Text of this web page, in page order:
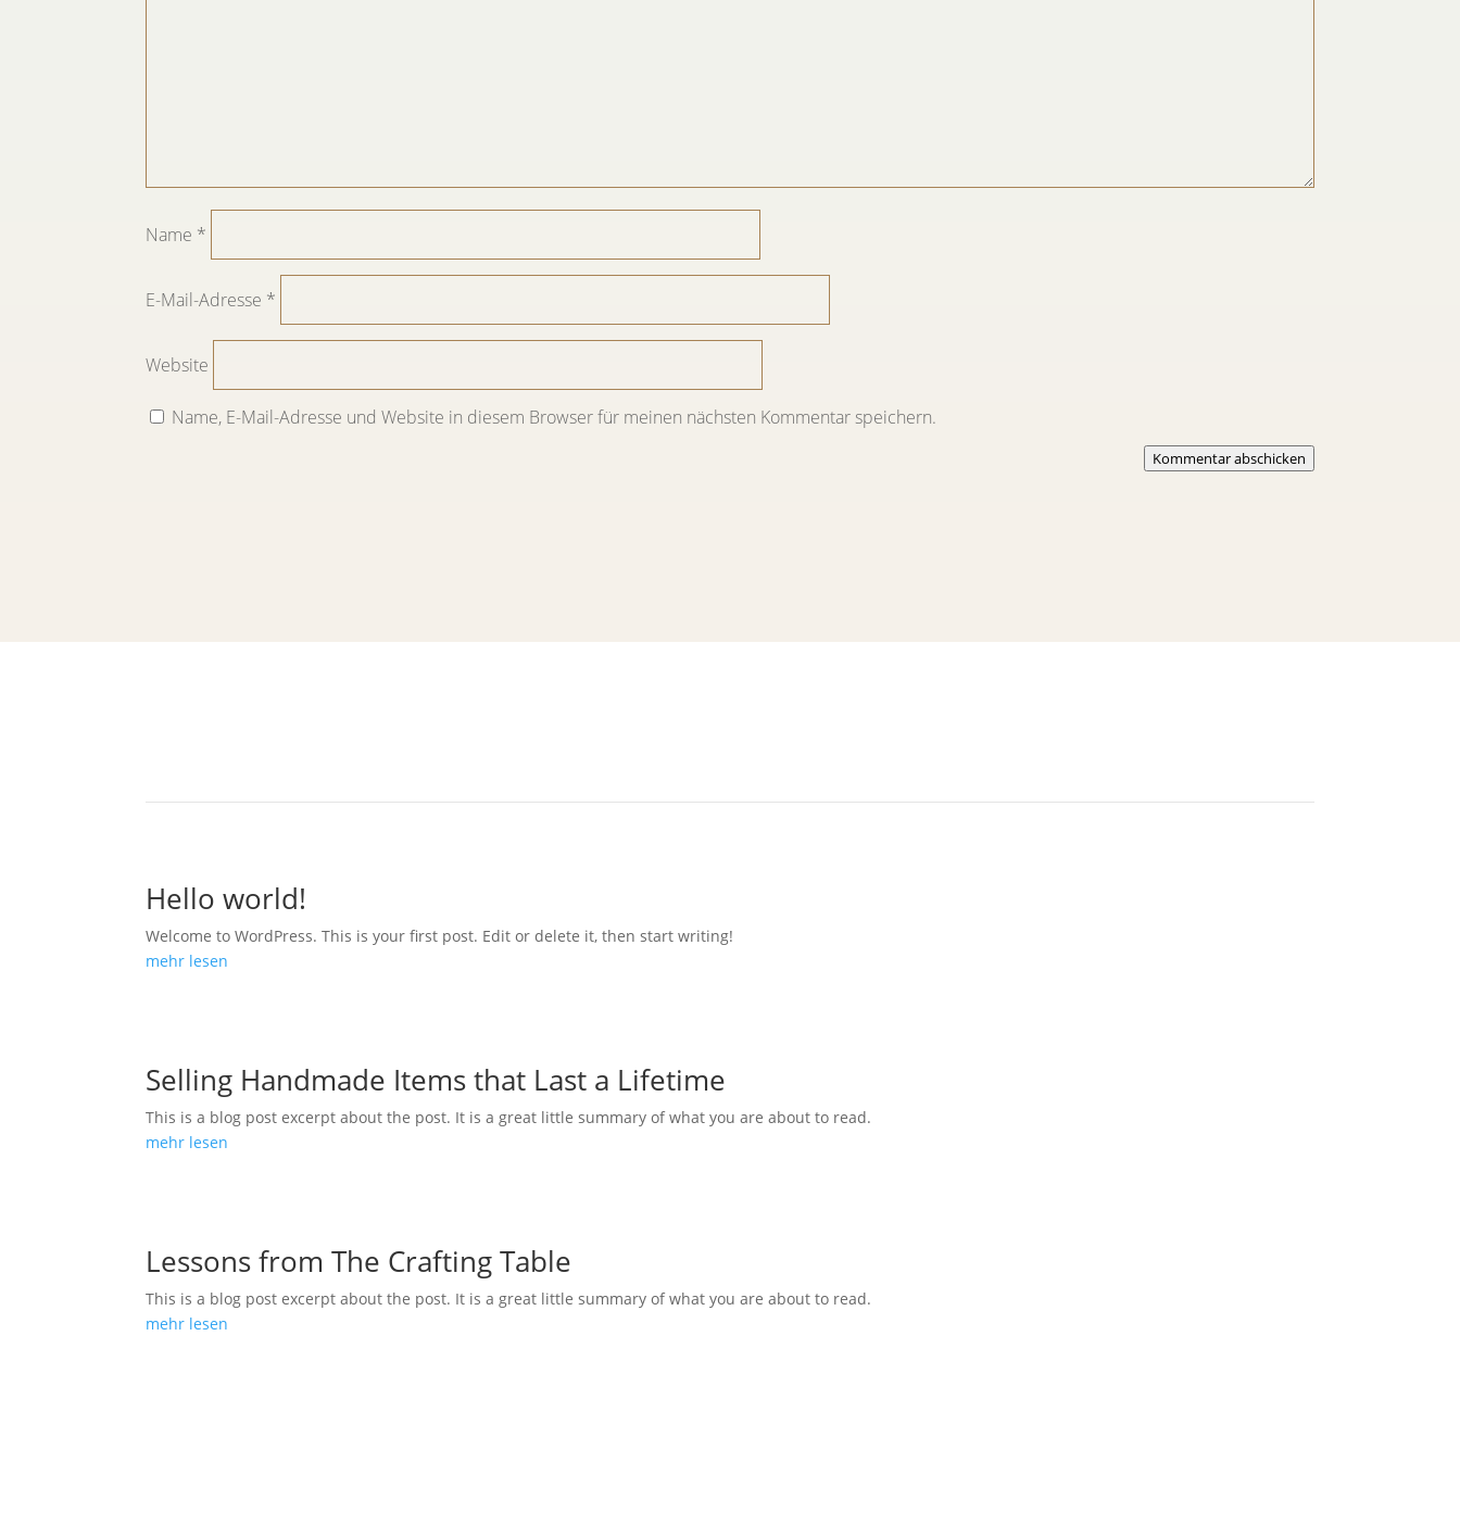
Name *
E-Mail-Adresse *
Website
Name, E-Mail-Adresse und Website in diesem Browser für meinen nächsten Kommentar speichern.
Kommentar abschicken
Hello world!
Welcome to WordPress. This is your first post. Edit or delete it, then start writing!
mehr lesen
Selling Handmade Items that Last a Lifetime
This is a blog post excerpt about the post. It is a great little summary of what you are about to read.
mehr lesen
Lessons from The Crafting Table
This is a blog post excerpt about the post. It is a great little summary of what you are about to read.
mehr lesen